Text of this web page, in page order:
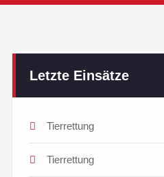
Letzte Einsätze
Tierrettung
Tierrettung